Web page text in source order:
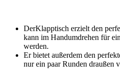
DerKlapptisch erzielt den
kann im Handumdrehen für
werden.
Er bietet außerdem den
nur ein paar Runden draußen